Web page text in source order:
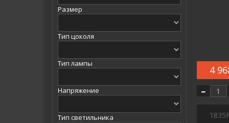
Размер
Тип цоколя
Тип лампы
Напряжение
Тип светильника
4